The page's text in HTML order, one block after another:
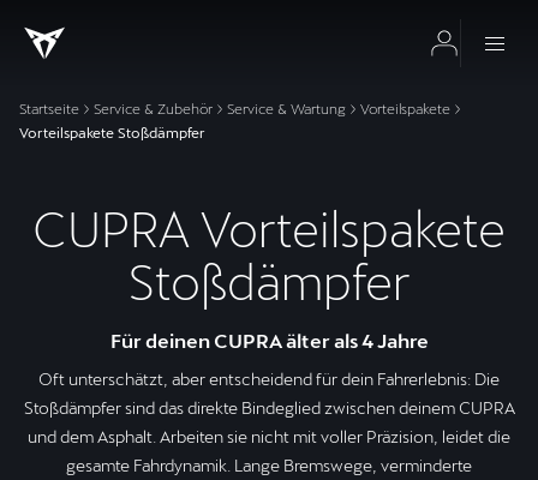
Startseite Service & Zubehör Service & Wartung
Vorteilspakete
Vorteilspakete Stoßdämpfer
CUPRA Vorteilspakete
Stoßdämpfer
Für deinen CUPRA älter als 4 Jahre
Oft unterschätzt, aber entscheidend für dein Fahrerlebnis: Die
Stoßdämpfer sind das direkte Bindeglied zwischen deinem CUPRA
und dem Asphalt. Arbeiten sie nicht mit voller Präzision, leidet die
gesamte Fahrdynamik. Lange Bremswege, verminderte